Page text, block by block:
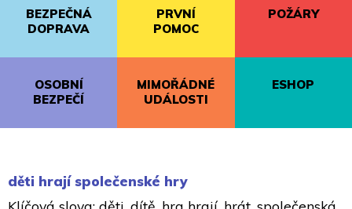
BEZPEČNÁ
DOPRAVA
PRVNÍ
POMOC
POŽÁRY
OSOBNÍ
BEZPEČÍ
MIMOŘÁDNÉ
UDÁLOSTI
ESHOP
děti hrají společenské hry